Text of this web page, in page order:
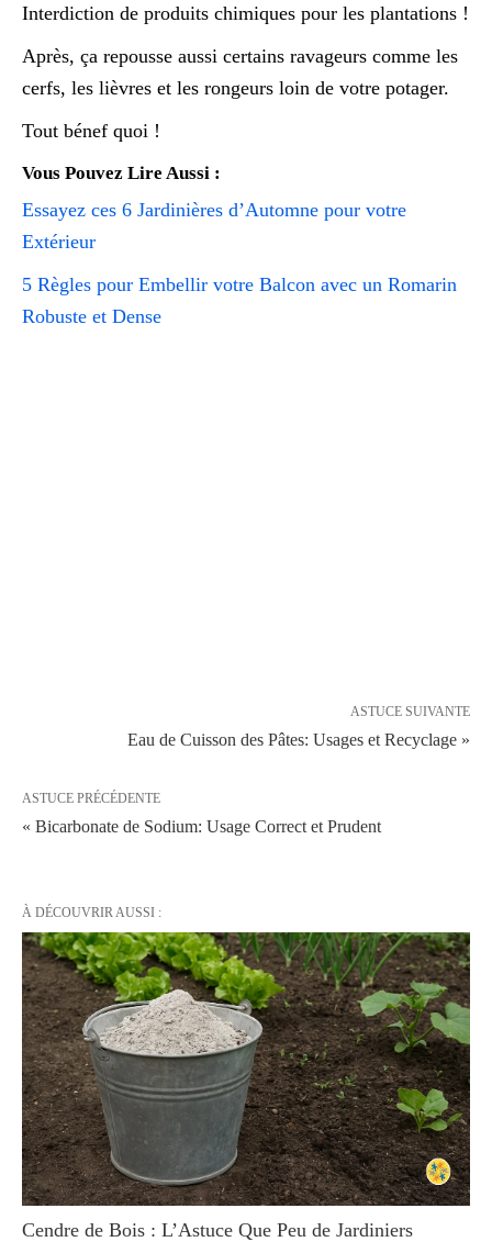
Interdiction de produits chimiques pour les plantations !
Après, ça repousse aussi certains ravageurs comme les
cerfs, les lièvres et les rongeurs loin de votre potager.
Tout bénef quoi !
Vous Pouvez Lire Aussi :
Essayez ces 6 Jardinières d’Automne pour votre
Extérieur
5 Règles pour Embellir votre Balcon avec un Romarin
Robuste et Dense
ASTUCE SUIVANTE
Eau de Cuisson des Pâtes: Usages et Recyclage »
ASTUCE PRÉCÉDENTE
« Bicarbonate de Sodium: Usage Correct et Prudent
À DÉCOUVRIR AUSSI :
Cendre de Bois : L’Astuce Que Peu de Jardiniers